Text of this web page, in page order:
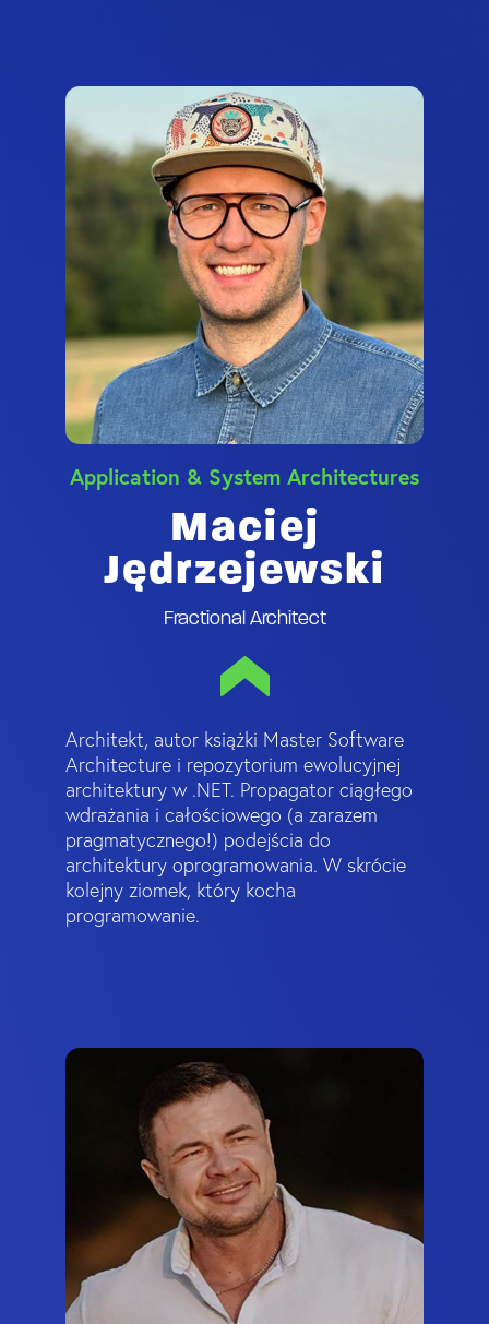
Application & System Architectures
Maciej
Jędrzejewski
Fractional Architect
Architekt, autor książki Master Software
Architecture i repozytorium ewolucyjnej
architektury w .NET. Propagator ciągłego
wdrażania i całościowego (a zarazem
pragmatycznego!) podejścia do
architektury oprogramowania. W skrócie
kolejny ziomek, który kocha
programowanie.